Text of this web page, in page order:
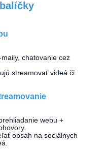
chatovanie cez
streamovať videá či
webu +
obsah na sociálnych